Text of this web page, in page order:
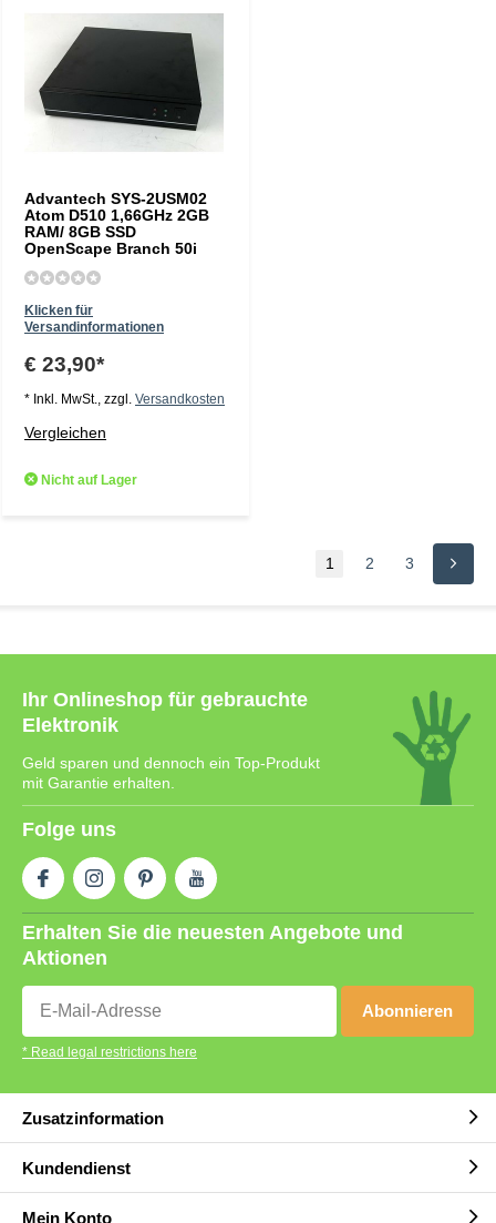
Advantech SYS-2USM02
Atom D510 1,66GHz 2GB
RAM/ 8GB SSD
OpenScape Branch 50i
Klicken für
Versandinformationen
€ 23,90*
* Inkl. MwSt., zzgl. Versandkosten
Vergleichen
Nicht auf Lager
1 2 3
Ihr Onlineshop für gebrauchte
Elektronik
Geld sparen und dennoch ein Top-Produkt
mit Garantie erhalten.
Folge uns
Erhalten Sie die neuesten Angebote und
Aktionen
Abonnieren
* Read legal restrictions here
Zusatzinformation
Kundendienst
Mein Konto